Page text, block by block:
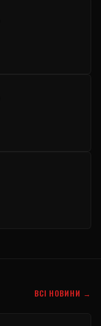
ВСІ НОВИНИ →